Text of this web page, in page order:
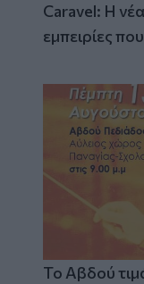
Caravel: Η
εμπειρίες
Το Αβδού